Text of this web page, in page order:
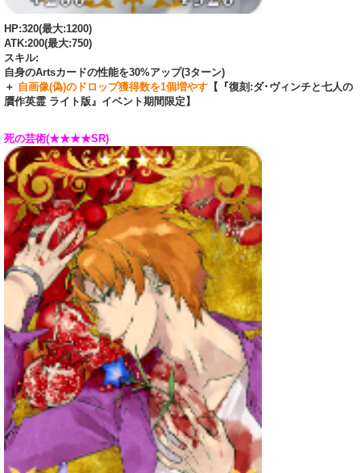
HP:320(最大:1200)
ATK:200(最大:750)
スキル:
自身のArtsカードの性能を30%アップ(3ターン)
＋ 自画像(偽)のドロップ獲得数を1個増やす 【『復刻:ダ･ヴィンチと七人の
贋作英霊 ライト版』イベント期間限定】
死の芸術(★★★★SR)